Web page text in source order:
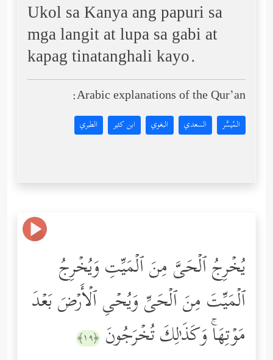
Ukol sa Kanya ang papuri sa
mga langit at lupa sa gabi at
kapag tinatanghali kayo.
Arabic explanations of the Qur’an:
المُيسَّر السعدي البغوي ابن كثير الطبري
یُخۡرِجُ ٱلۡحَیَّ مِنَ ٱلۡمَیِّتِ وَیُخۡرِجُ
ٱلۡمَیِّتَ مِنَ ٱلۡحَیِّ وَیُحۡیِ ٱلۡأَرۡضَ بَعۡدَ
مَوۡتِهَاۚ وَكَذَ ٰ⁠لِكَ تُخۡرَجُونَ ﴿١٩﴾